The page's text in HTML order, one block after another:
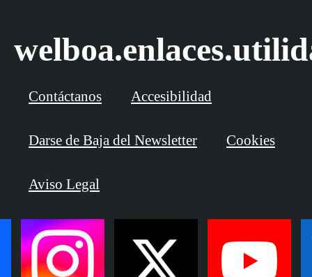
Contáctanos Accesibilidad
Darse de Baja del Newsletter Cookies
Aviso Legal